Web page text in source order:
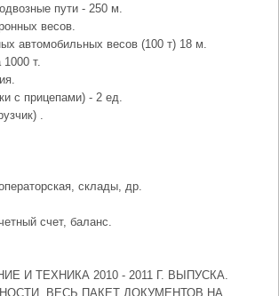
пути - 250 м.
весов.
автомобильных весов (100 т) 18 м.
т.
с прицепами) - 2 ед.
.
склады, др.
счет, баланс.
И ТЕХНИКА 2010 - 2011 Г. ВЫПУСКА.
ВЕСЬ ПАКЕТ ДОКУМЕНТОВ НА